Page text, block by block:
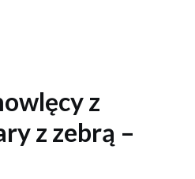
z
z zebrą –